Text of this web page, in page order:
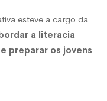
esteve a cargo da
a literacia
preparar os jovens